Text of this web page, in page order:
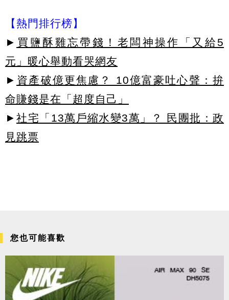
【熱門排行榜】
► 買鹽酥雞忘帶錢！老闆神操作「又給5
元」暖心舉動看哭網友
► 資產破億更焦慮？ 10億富豪吐心聲：拚
命賺錢是在「超度自己」
► 社宅「13萬戶縮水變3萬」？ 民團批：政
見跳票
您也可能喜歡